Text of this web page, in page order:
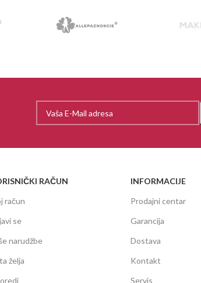
RAČUN
račun
se
narudžbe
želja
INFORMACIJE
Prodajni centar
Garancija
Dostava
Kontakt
Servis